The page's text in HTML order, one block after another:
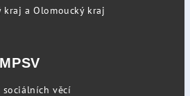
kraj a Olomoucký kraj
věcí